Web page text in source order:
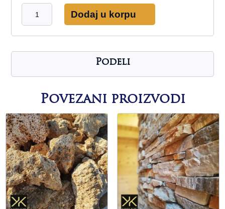
Studenica
Dodaj u korpu
Podeli
Povezani proizvodi